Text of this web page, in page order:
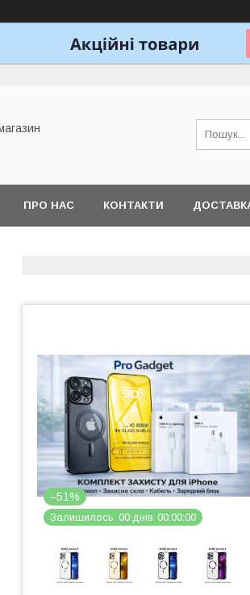
ПРО НАС КОНТАКТИ
–51%
Залишилось 00 днів 00 00 00